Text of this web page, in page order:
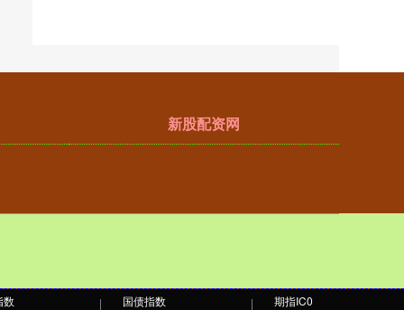
数
国债指数
期指IC0
新股配资网